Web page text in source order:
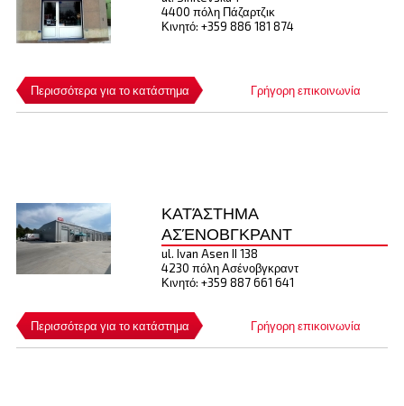
Περισσότερα για το κατάστημα Γρήγορη επικοινωνία
4400 πόλη Πάζαρτζικ
Κινητό: +359 886 181 874
Περισσότερα για το κατάστημα Γρήγορη επικοινωνία
ΚΑΤΆΣΤΗΜΑ
ΑΣΈΝΟΒΓΚΡΑΝΤ
ul. Ivan Asen II 138
4230 πόλη Ασένοβγκραντ
Κινητό: +359 887 661 641